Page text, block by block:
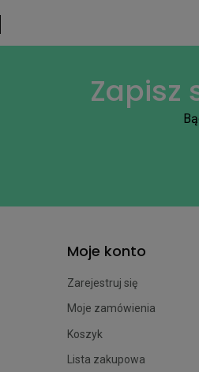
Zapisz
Moje konto
Zarejestruj się
Moje zamówienia
Koszyk
Lista zakupowa